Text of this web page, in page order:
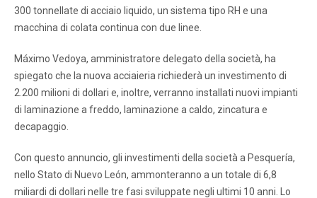
300 tonnellate di acciaio liquido, un sistema tipo RH e una
macchina di colata continua con due linee.
Máximo Vedoya, amministratore delegato della società, ha
spiegato che la nuova acciaieria richiederà un investimento di
2.200 milioni di dollari e, inoltre, verranno installati nuovi impianti
di laminazione a freddo, laminazione a caldo, zincatura e
decapaggio.
Con questo annuncio, gli investimenti della società a Pesquería,
nello Stato di Nuevo León, ammonteranno a un totale di 6,8
miliardi di dollari nelle tre fasi sviluppate negli ultimi 10 anni. Lo